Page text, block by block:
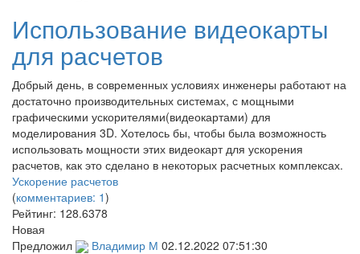
Использование видеокарты
для расчетов
Добрый день, в современных условиях инженеры работают на
достаточно производительных системах, с мощными
графическими ускорителями(видеокартами) для
моделирования 3D. Хотелось бы, чтобы была возможность
использовать мощности этих видеокарт для ускорения
расчетов, как это сделано в некоторых расчетных комплексах.
Ускорение расчетов
(комментариев: 1)
Рейтинг: 128.6378
Новая
Предложил
Владимир М 02.12.2022 07:51:30